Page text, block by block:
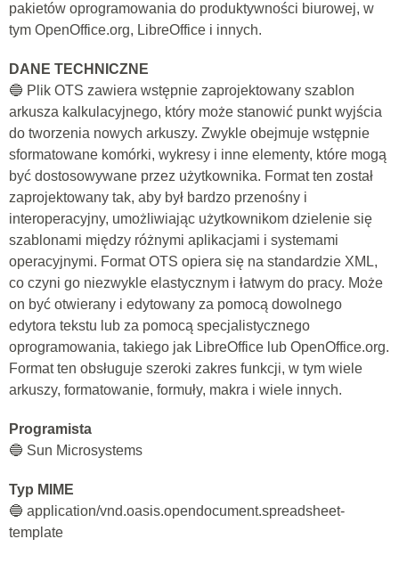
pakietów oprogramowania do produktywności biurowej, w
tym OpenOffice.org, LibreOffice i innych.
DANE TECHNICZNE
🔵 Plik OTS zawiera wstępnie zaprojektowany szablon
arkusza kalkulacyjnego, który może stanowić punkt wyjścia
do tworzenia nowych arkuszy. Zwykle obejmuje wstępnie
sformatowane komórki, wykresy i inne elementy, które mogą
być dostosowywane przez użytkownika. Format ten został
zaprojektowany tak, aby był bardzo przenośny i
interoperacyjny, umożliwiając użytkownikom dzielenie się
szablonami między różnymi aplikacjami i systemami
operacyjnymi. Format OTS opiera się na standardzie XML,
co czyni go niezwykle elastycznym i łatwym do pracy. Może
on być otwierany i edytowany za pomocą dowolnego
edytora tekstu lub za pomocą specjalistycznego
oprogramowania, takiego jak LibreOffice lub OpenOffice.org.
Format ten obsługuje szeroki zakres funkcji, w tym wiele
arkuszy, formatowanie, formuły, makra i wiele innych.
Programista
🔵 Sun Microsystems
Typ MIME
🔵 application/vnd.oasis.opendocument.spreadsheet-
template